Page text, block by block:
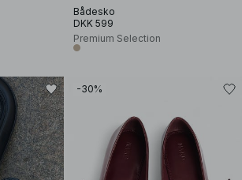
Bådesko
DKK 599
Premium Selection
-30%